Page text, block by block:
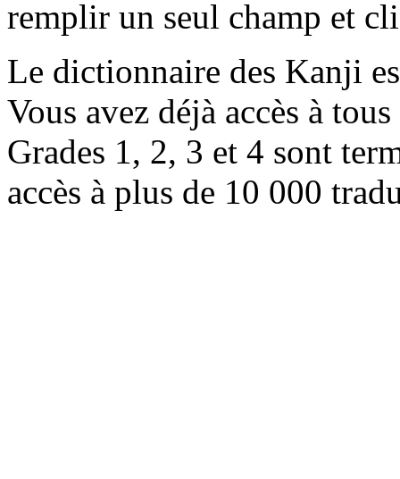
remplir un seul champ et
Le dictionnaire des Kanji
Vous avez déjà accès à
Grades 1, 2, 3 et 4 sont
accès à plus de 10 000